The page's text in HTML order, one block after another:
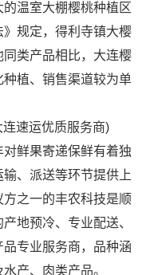
温室大棚樱桃种植区
规定，得利寺镇大樱
类产品相比，大连樱
植、销售渠道较为单
速运优质服务商)
鲜果寄递保鲜有着独
、派送等环节提供上
之一的丰农科技是顺
地预冷、专业配送、
专业服务商，品种涵
产、肉类产品。